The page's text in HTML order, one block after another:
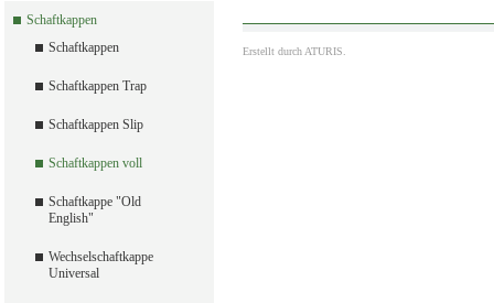
Schaftkappen
Schaftkappen
Schaftkappen Trap
Schaftkappen Slip
Schaftkappen voll
Schaftkappe "Old
English"
Wechselschaftkappe
Universal
Erstellt durch ATURIS.